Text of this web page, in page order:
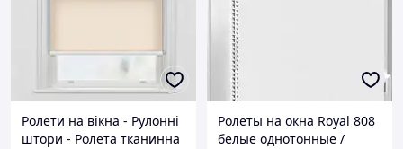
Ролети на вікна - Рулонні
штори - Ролета тканинна
Ролеты на окна Royal 808
белые однотонные /